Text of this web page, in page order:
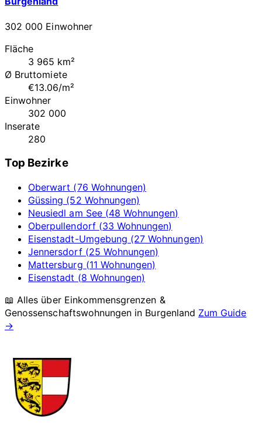
302 000 Einwohner
Fläche
3 965 km²
Ø Bruttomiete
€13.06/m²
Einwohner
302 000
Inserate
280
Top Bezirke
Oberwart (76 Wohnungen)
Güssing (52 Wohnungen)
Neusiedl am See (48 Wohnungen)
Oberpullendorf (33 Wohnungen)
Eisenstadt-Umgebung (27 Wohnungen)
Jennersdorf (25 Wohnungen)
Mattersburg (11 Wohnungen)
Eisenstadt (8 Wohnungen)
📖 Alles über Einkommensgrenzen &
Genossenschaftswohnungen in Burgenland Zum Guide
→